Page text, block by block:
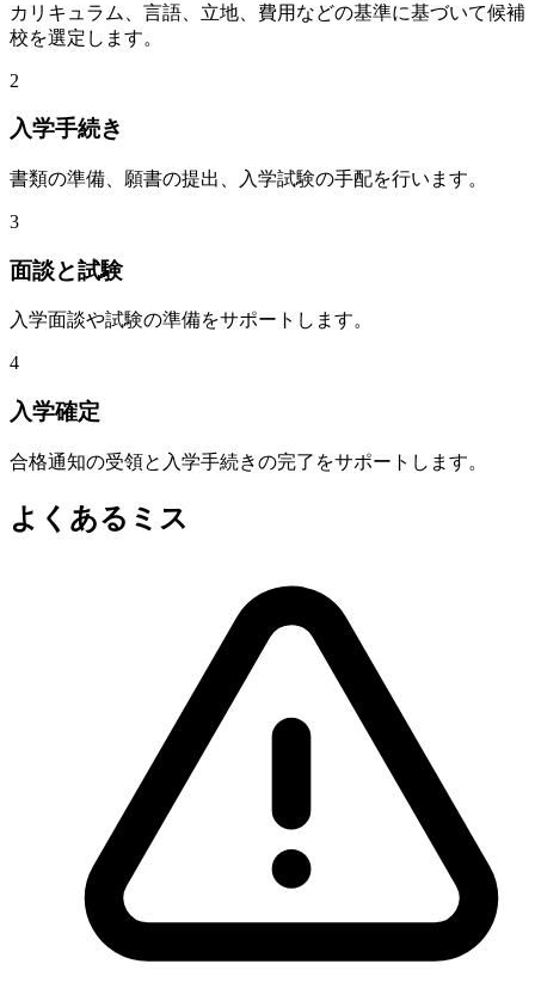
カリキュラム、言語、立地、費用などの基準に基づいて候補
校を選定します。
2
入学手続き
書類の準備、願書の提出、入学試験の手配を行います。
3
面談と試験
入学面談や試験の準備をサポートします。
4
入学確定
合格通知の受領と入学手続きの完了をサポートします。
よくあるミス